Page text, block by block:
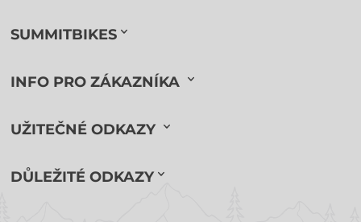
SUMMITBIKES
INFO PRO ZÁKAZNÍKA
UŽITEČNÉ ODKAZY
DŮLEŽITÉ ODKAZY